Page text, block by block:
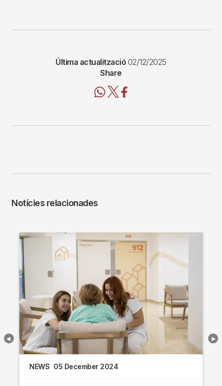
Última actualització 02/12/2025
Share
Notícies relacionades
NEWS 05 December 2024